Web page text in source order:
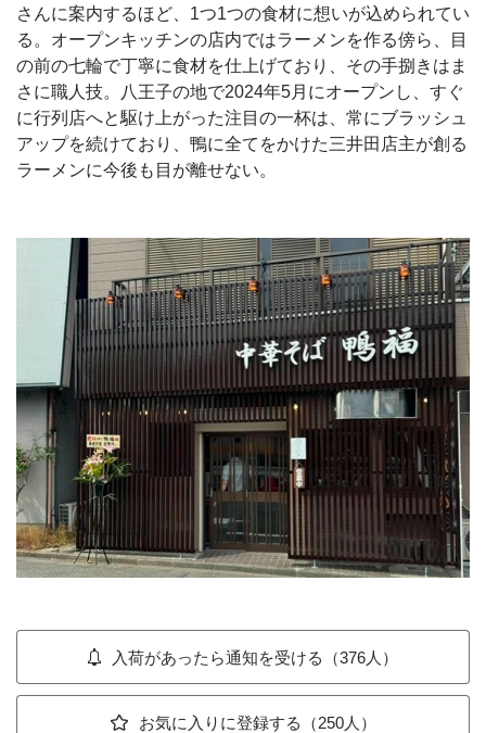
さんに案内するほど、1つ1つの食材に想いが込められてい
る。オープンキッチンの店内ではラーメンを作る傍ら、目
の前の七輪で丁寧に食材を仕上げており、その手捌きはま
さに職人技。八王子の地で2024年5月にオープンし、すぐ
に行列店へと駆け上がった注目の一杯は、常にブラッシュ
アップを続けており、鴨に全てをかけた三井田店主が創る
ラーメンに今後も目が離せない。
入荷があったら通知を受ける（376人）
お気に入りに登録する（250人）